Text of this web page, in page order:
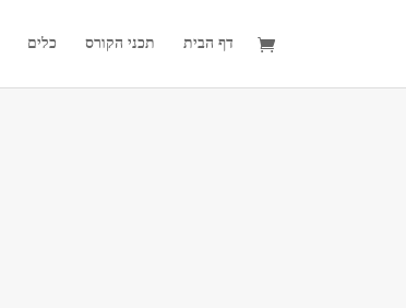
דף הבית תכני הקורס כלים